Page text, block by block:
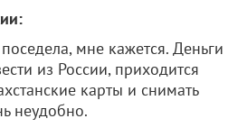
мне кажется. Деньги
из России, приходится
карты и снимать
неудобно.